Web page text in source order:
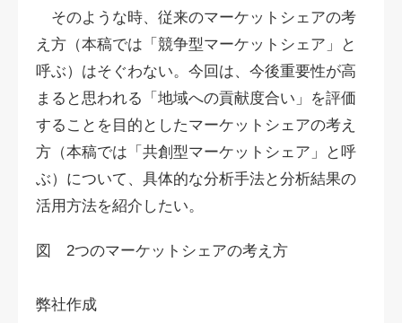
そのような時、従来のマーケットシェアの考
え方（本稿では「競争型マーケットシェア」と
呼ぶ）はそぐわない。今回は、今後重要性が高
まると思われる「地域への貢献度合い」を評価
することを目的としたマーケットシェアの考え
方（本稿では「共創型マーケットシェア」と呼
ぶ）について、具体的な分析手法と分析結果の
活用方法を紹介したい。
図 2つのマーケットシェアの考え方
弊社作成